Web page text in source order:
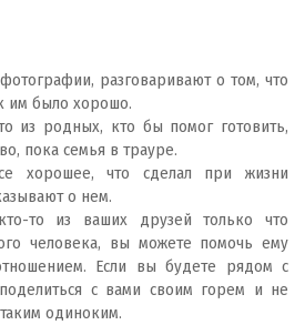
разговаривают о том, что
им было хорошо.
из родных, кто бы помог готовить,
пока семья в трауре.
хорошее, что сделал при жизни
о нем.
то из ваших друзей только что
человека, вы можете помочь ему
Если вы будете рядом с
с вами своим горем и не
одиноким.